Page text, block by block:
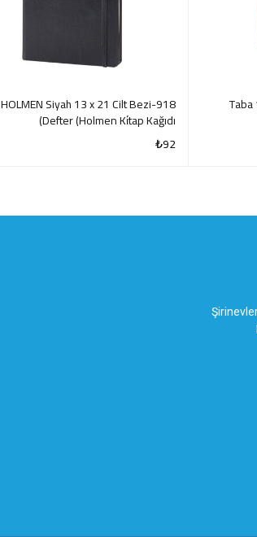
918-HOLMEN Siyah 13 x 21 Cilt Bezi
Defter (Holmen Ki̇tap Kağıdı)
₺92